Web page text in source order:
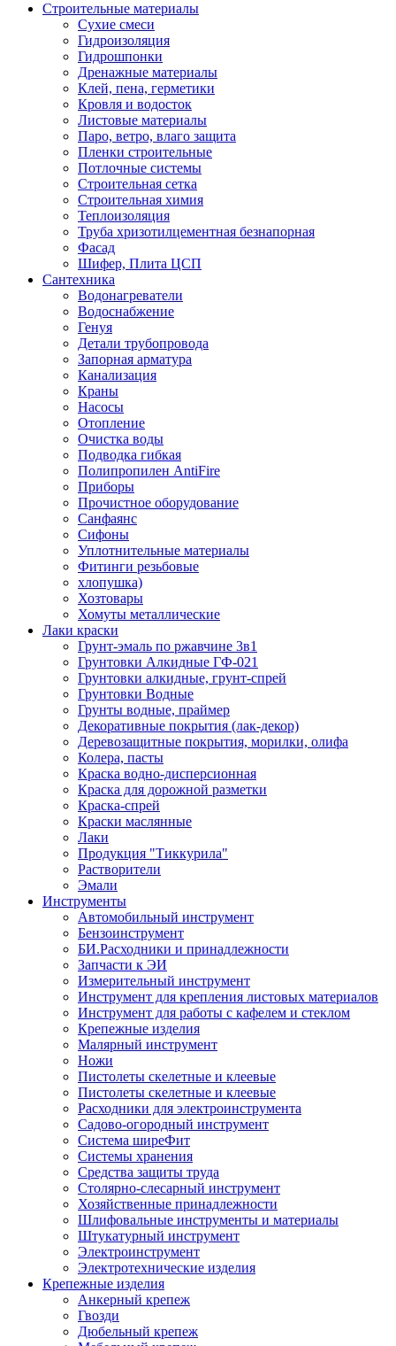
Строительные материалы
Сухие смеси
Гидроизоляция
Гидрошпонки
Дренажные материалы
Клей, пена, герметики
Кровля и водосток
Листовые материалы
Паро, ветро, влаго защита
Пленки строительные
Потлочные системы
Строительная сетка
Строительная химия
Теплоизоляция
Труба хризотилцементная безнапорная
Фасад
Шифер, Плита ЦСП
Сантехника
Водонагреватели
Водоснабжение
Генуя
Детали трубопровода
Запорная арматура
Канализация
Краны
Насосы
Отопление
Очистка воды
Подводка гибкая
Полипропилен AntiFire
Приборы
Прочистное оборудование
Санфаянс
Сифоны
Уплотнительные материалы
Фитинги резьбовые
хлопушка)
Хозтовары
Хомуты металлические
Лаки краски
Грунт-эмаль по ржавчине 3в1
Грунтовки Алкидные ГФ-021
Грунтовки алкидные, грунт-спрей
Грунтовки Водные
Грунты водные, праймер
Декоративные покрытия (лак-декор)
Деревозащитные покрытия, морилки, олифа
Колера, пасты
Краска водно-дисперсионная
Краска для дорожной разметки
Краска-спрей
Краски маслянные
Лаки
Продукция "Тиккурила"
Растворители
Эмали
Инструменты
Автомобильный инструмент
Бензоинструмент
БИ.Расходники и принадлежности
Запчасти к ЭИ
Измерительный инструмент
Инструмент для крепления листовых материалов
Инструмент для работы с кафелем и стеклом
Крепежные изделия
Малярный инструмент
Ножи
Пистолеты скелетные и клеевые
Пистолеты скелетные и клеевые
Расходники для электроинструмента
Садово-огородный инструмент
Система ширеФит
Системы хранения
Средства защиты труда
Столярно-слесарный инструмент
Хозяйственные принадлежности
Шлифовальные инструменты и материалы
Штукатурный инструмент
Электроинструмент
Электротехнические изделия
Крепежные изделия
Анкерный крепеж
Гвозди
Дюбельный крепеж